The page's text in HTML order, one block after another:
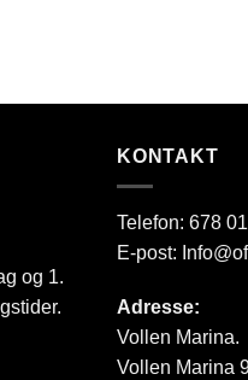
og 1.
KONTAKT
Telefon: 678
E-post:
Adresse:
Vollen Marina.
Vollen Marina